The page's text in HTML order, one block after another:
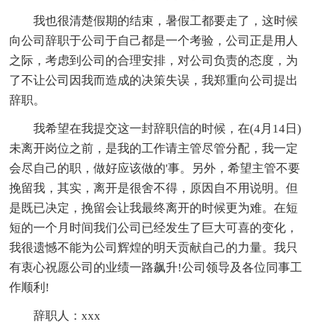
我也很清楚假期的结束，暑假工都要走了，这时候
向公司辞职于公司于自己都是一个考验，公司正是用人
之际，考虑到公司的合理安排，对公司负责的态度，为
了不让公司因我而造成的决策失误，我郑重向公司提出
辞职。
我希望在我提交这一封辞职信的时候，在(4月14日)
未离开岗位之前，是我的工作请主管尽管分配，我一定
会尽自己的职，做好应该做的'事。另外，希望主管不要
挽留我，其实，离开是很舍不得，原因自不用说明。但
是既已决定，挽留会让我最终离开的时候更为难。在短
短的一个月时间我们公司已经发生了巨大可喜的变化，
我很遗憾不能为公司辉煌的明天贡献自己的力量。我只
有衷心祝愿公司的业绩一路飙升!公司领导及各位同事工
作顺利!
辞职人：xxx